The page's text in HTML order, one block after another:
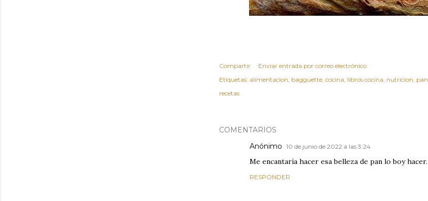
Compartir
Enviar entrada por correo electrónico
Etiquetas: alimentacion bagguette cocina libros cocina nutricion pan
recetas
COMENTARIOS
Anónimo 10 de junio de 2022 a las 3:24
Me encantaría hacer esa belleza de pan lo boy hacer.
RESPONDER